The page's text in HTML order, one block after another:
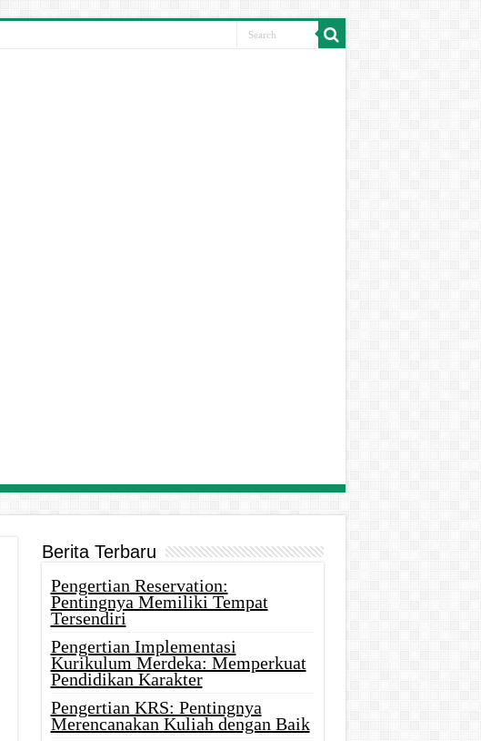
Berita Terbaru
Pengertian Reservation:
Pentingnya Memiliki Tempat
Tersendiri
Pengertian Implementasi
Kurikulum Merdeka: Memperkuat
Pendidikan Karakter
Pengertian KRS: Pentingnya
Merencanakan Kuliah dengan Baik